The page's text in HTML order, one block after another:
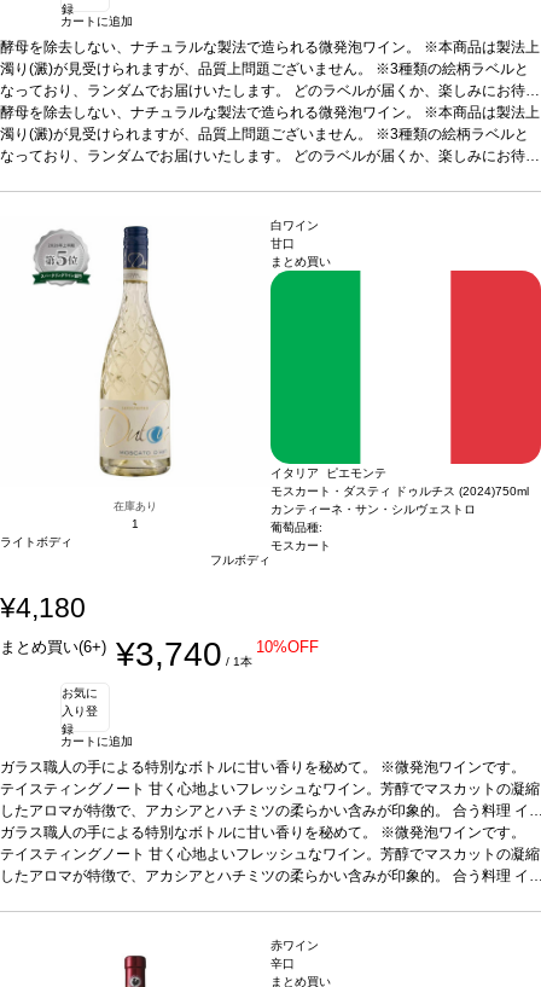
録
カートに追加
酵母を除去しない、ナチュラルな製法で造られる微発泡ワイン。 ※本商品は製法上
濁り(澱)が見受けられますが、品質上問題ございません。 ※3種類の絵柄ラベルと
なっており、ランダムでお届けいたします。 どのラベルが届くか、楽しみにお待ち
ください。テイスティングノートノーズは繊細な果実と黄色い花を示し、口に含
むと柔らかく美味しい風味とミネラルを感じる。爽やかで親しみやすく、とても飲
みやすい一本。合う料理ピザ、寿司、刺し身、軽いパスタ、魚などと好相性葡萄
酵母を除去しない、ナチュラルな製法で造られる微発泡ワイン。 ※本商品は製法上
濁り(澱)が見受けられますが、品質上問題ございません。 ※3種類の絵柄ラベルと
なっており、ランダムでお届けいたします。 どのラベルが届くか、楽しみにお待ち
ピザ、寿司、刺し身、軽いパスタ、魚などと好相性
モスカート
*本ヴィンテージが在庫切れの場合、在庫があり価格が同様の場合
は自動的に次のヴィンテージに変更されます、ご了承ください。
在庫あり
1
ライトボディ
フルボディ
白ワイン
甘口
まとめ買い
イタリア ピエモンテ
モスカート・ダスティ ドゥルチス (2024)750ml
カンティーネ・サン・シルヴェストロ
葡萄品種:
モスカート
¥4,180
まとめ買い(6+) ¥3,740 / 1本
10%OFF
お気に
入り登
録
カートに追加
ガラス職人の手による特別なボトルに甘い香りを秘めて。 ※微発泡ワインです。
テイスティングノート 甘く心地よいフレッシュなワイン。芳醇でマスカットの凝縮
したアロマが特徴で、アカシアとハチミツの柔らかい含みが印象的。 合う料理 イ
チゴ、ペイストリー、アイスクリーム、ケーキ、またアペリティフやディジェステ
ィフにも最適葡萄品種100% モスカート認証サステイナブルEQUALITAS*本ヴィ
ンテージが在庫切れの場合、在庫があり価格が同様の場合は自動的に次のヴィンテ
ガラス職人の手による特別なボトルに甘い香りを秘めて。 ※微発泡ワインです。
テイスティングノート 甘く心地よいフレッシュなワイン。芳醇でマスカットの凝縮
したアロマが特徴で、アカシアとハチミツの柔らかい含みが印象的。 合う料理 イ
ンテージが在庫切れの場合、在庫があり価格が同様の場合は自動的に次のヴィンテ
ージに変更されます、ご了承ください。
赤ワイン
辛口
まとめ買い